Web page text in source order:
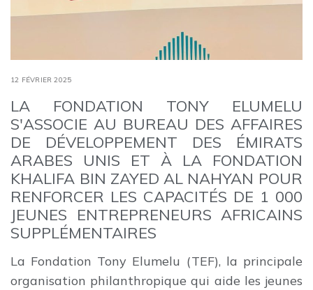
12 FÉVRIER 2025
LA FONDATION TONY ELUMELU
S'ASSOCIE AU BUREAU DES AFFAIRES
DE DÉVELOPPEMENT DES ÉMIRATS
ARABES UNIS ET À LA FONDATION
KHALIFA BIN ZAYED AL NAHYAN POUR
RENFORCER LES CAPACITÉS DE 1 000
JEUNES ENTREPRENEURS AFRICAINS
SUPPLÉMENTAIRES
La Fondation Tony Elumelu (TEF), la principale
organisation philanthropique qui aide les jeunes